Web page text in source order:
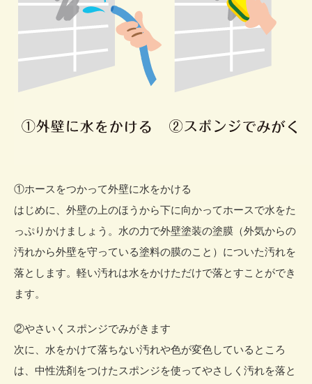
①ホースをつかって外壁に水をかける
はじめに、外壁の上のほうから下に向かってホースで水をた
っぷりかけましょう。水の力で外壁塗装の塗膜（外気からの
汚れから外壁を守っている塗料の膜のこと）についた汚れを
落とします。軽い汚れは水をかけただけで落とすことができ
ます。
②やさいくスポンジでみがきます
次に、水をかけて落ちない汚れや色が変色しているところ
は、中性洗剤をつけたスポンジを使ってやさしく汚れを落と